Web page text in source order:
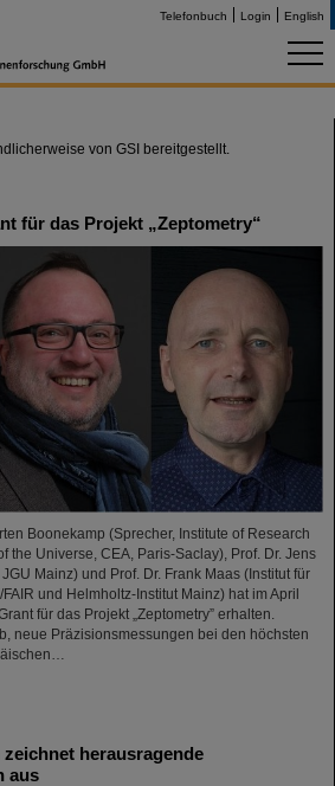
Telefonbuch Login English
von GSI bereitgestellt.
für das Projekt „Zeptometry“
Boonekamp (Sprecher, Institute of Research
the Universe, CEA, Paris-Saclay), Prof. Dr. Jens
Mainz) und Prof. Dr. Frank Maas (Institut für
und Helmholtz-Institut Mainz) hat im April
für das Projekt „Zeptometry” erhalten.
neue Präzisionsmessungen bei den höchsten
herausragende
aus